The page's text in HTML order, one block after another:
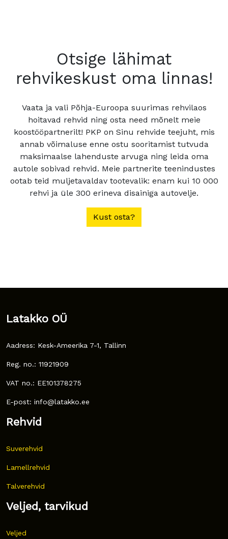
Otsige lähimat
rehvikeskust oma linnas!
Vaata ja vali Põhja-Euroopa suurimas rehvilaos
hoitavad rehvid ning osta need mõnelt meie
koostööpartnerilt! PKP on Sinu rehvide teejuht, mis
annab võimaluse enne ostu sooritamist tutvuda
maksimaalse lahenduste arvuga ning leida oma
autole sobivad rehvid. Meie partnerite teenindustes
ootab teid muljetavaldav tootevalik: enam kui 10 000
rehvi ja üle 300 erineva disainiga autovelje.
Kust osta?
Latakko OÜ
Aadress: Kesk-Ameerika 7-1, Tallinn
Reg. no.: 11921909
VAT no.: EE101378275
E-post: info@latakko.ee
Rehvid
Suverehvid
Lamellrehvid
Talverehvid
Veljed, tarvikud
Veljed